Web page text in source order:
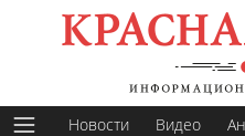
Новости Видео